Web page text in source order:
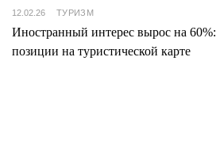
12.02.26 ТУРИЗМ
Иностранный интерес вырос на 60%:
позиции на туристической карте